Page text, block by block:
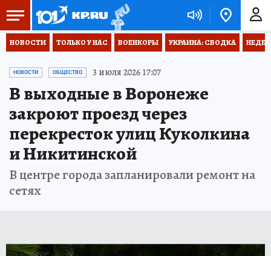
НОВОСТИ ТОЛЬКО У НАС ВОЕНКОРЫ УКРАИНА: СВОДКА
НОВОСТИ ОБЩЕСТВО 3 июля 2026 17:07
В выходные в Воронеже
закроют проезд через
перекресток улиц Куколкина
и Никитинской
В центре города запланировали ремонт на
сетях